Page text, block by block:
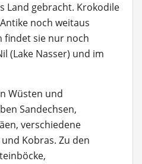
Land gebracht. Krokodile
noch weitaus
findet sie nur noch
(Lake Nasser) und im
Wüsten und
Sandechsen,
verschiedene
Kobras. Zu den